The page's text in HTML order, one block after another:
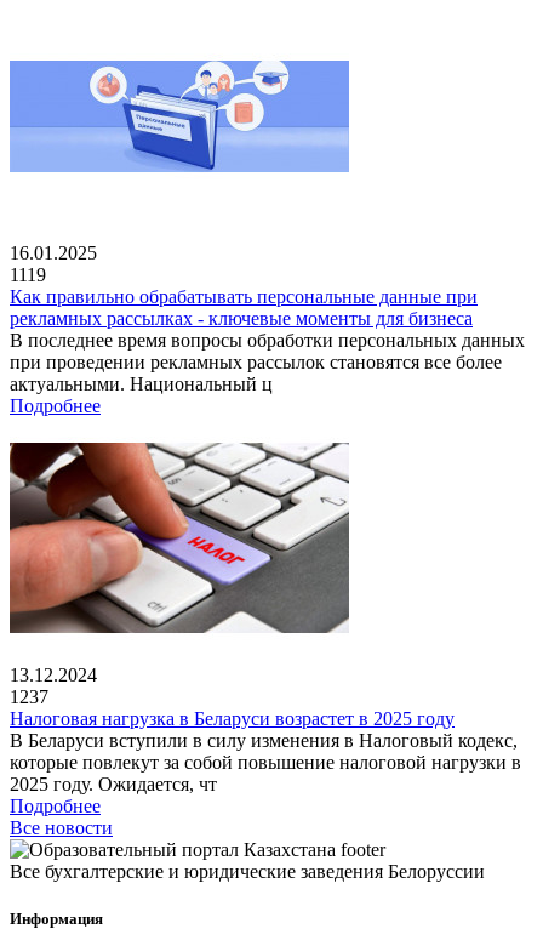
16.01.2025
1119
Как правильно обрабатывать персональные данные при
рекламных рассылках - ключевые моменты для бизнеса
В последнее время вопросы обработки персональных данных
при проведении рекламных рассылок становятся все более
актуальными. Национальный ц
Подробнее
13.12.2024
1237
Налоговая нагрузка в Беларуси возрастет в 2025 году
В Беларуси вступили в силу изменения в Налоговый кодекс,
которые повлекут за собой повышение налоговой нагрузки в
2025 году. Ожидается, чт
Подробнее
Все новости
Все бухгалтерские и юридические заведения Белоруссии
Информация